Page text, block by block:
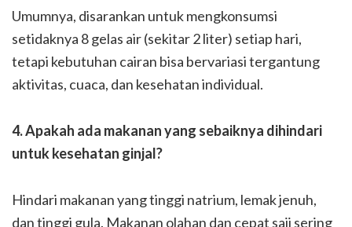
Umumnya, disarankan untuk mengkonsumsi
setidaknya 8 gelas air (sekitar 2 liter) setiap hari,
tetapi kebutuhan cairan bisa bervariasi tergantung
aktivitas, cuaca, dan kesehatan individual.
4. Apakah ada makanan yang sebaiknya dihindari
untuk kesehatan ginjal?
Hindari makanan yang tinggi natrium, lemak jenuh,
dan tinggi gula. Makanan olahan dan cepat saji sering